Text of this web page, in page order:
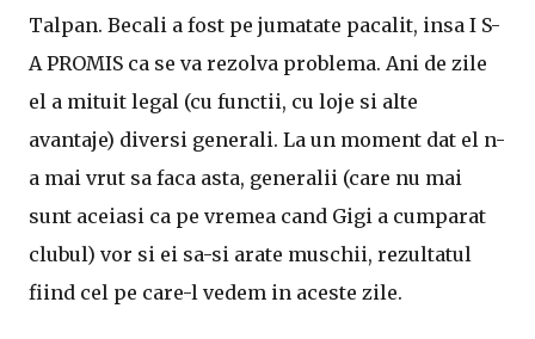
Talpan. Becali a fost pe jumatate pacalit, insa I S-
A PROMIS ca se va rezolva problema. Ani de zile
el a mituit legal (cu functii, cu loje si alte
avantaje) diversi generali. La un moment dat el n-
a mai vrut sa faca asta, generalii (care nu mai
sunt aceiasi ca pe vremea cand Gigi a cumparat
clubul) vor si ei sa-si arate muschii, rezultatul
fiind cel pe care-l vedem in aceste zile.